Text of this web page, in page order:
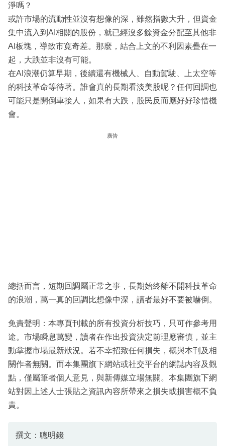
淨嗎？
或許市場的流動性並沒有想像的深，雖然指數大升，但資金
集中流入到AI相關的股份，就已經沒多餘資金分配至其他非
AI板塊，導致市寛奇差。那麼，結合上文的不利因素疊在一
起，大跌並非沒有可能。
在AI浪潮仍算早期，後續還有機械人、自動駕駛、上太空等
的科技革命等待著。誰會真的長期看淡美股呢？任何回調也
可能只是開倒車接人，如果有大跌，股民反而應好好珍惜機
會。
廣告
總括而言，短期回調屬正常之事，長期始終離不開科技革命
的浪潮，萬一真的回調比想像中深，讀者最好不要被嚇倒。
免責聲明：本專頁刊載的所有投資分析技巧，只可作參考用
途。市場瞬息萬變，讀者在作出投資決定前理應審慎，並主
動掌握市場最新狀況。若不幸招致任何損失，概與本刊及相
關作者無關。而本集團旗下網站或社交平台的網誌內容及觀
點，僅屬筆者個人意見，與新傳媒立場無關。本集團旗下網
站對因上述人士張貼之資訊內容所帶來之損失或損害概不負
責。
撰文：聰明錢